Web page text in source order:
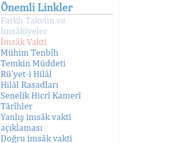
Önemli Linkler
Farklı Takvim ve
İmsâkiyeler
İmsâk Vakti
Mühim Tenbîh
Temkin Müddeti
Rü'yet-i Hilâl
Hilâl Rasadları
Senelik Hicrî Kamerî
Târîhler
Yanlış imsâk vakti
açıklaması
Doğru imsâk vakti